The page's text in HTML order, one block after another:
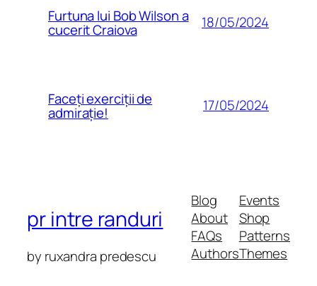
Furtuna lui Bob Wilson a
cucerit Craiova 18/05/2024
Faceți exerciții de
admirație! 17/05/2024
pr intre randuri
by ruxandra predescu
Blog
About
FAQs
Authors
Events
Shop
Patterns
Themes